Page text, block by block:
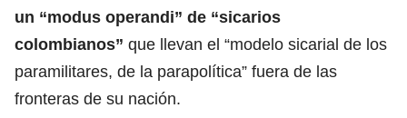
un “modus operandi” de “sicarios
colombianos” que llevan el “modelo sicarial de los
paramilitares, de la parapolítica” fuera de las
fronteras de su nación.